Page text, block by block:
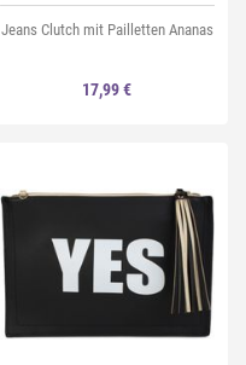
Jeans Clutch mit Pailletten Ananas
17,99 €